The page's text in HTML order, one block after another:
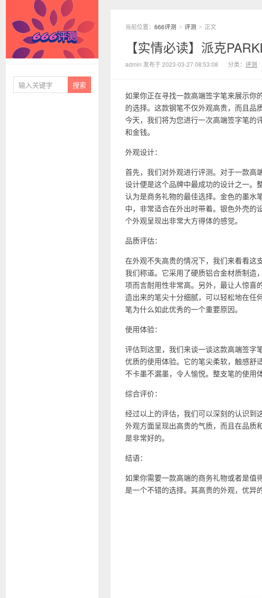
当前位置： 666评测 > 评测 > 正文
【实情必读】派克
admin 发布于 2023-03-27 08:53:08 分类： 评测
如果你正在寻找一款高端签字笔来展示你
的选择。这款钢笔不仅外观高贵，而且品
今天，我们将为您进行一次高端签字笔的
和金钱。
外观设计：
首先，我们对外观进行评测。对于一款高
设计便是这个品牌中最成功的设计之一。
认为是商务礼物的最佳选择。金色的墨水
中，非常适合在外出时带着。银色外壳的
个外观呈现出非常大方得体的感觉。
品质评估：
在外观不失高贵的情况下，我们来看看这
我们称道。它采用了硬质铝合金材质制造
项而言耐用性非常高。另外，最让人惊喜
造出来的笔尖十分细腻，可以轻松地在任
笔为什么如此优秀的一个重要原因。
使用体验：
评估到这里，我们来谈一谈这款高端签字
优质的使用体验。它的笔尖柔软，触感舒
不卡墨不漏墨，令人愉悦。整支笔的使用
综合评价：
经过以上的评估，我们可以深刻的认识到
外观方面呈现出高贵的气质，而且在品质
是非常好的。
结语：
如果你需要一款高端的商务礼物或者是值
是一个不错的选择。其高贵的外观，优异